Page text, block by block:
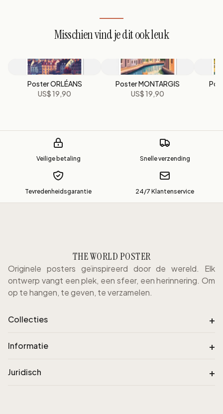
Misschien vind je dit ook leuk
Poster ORLÉANS
US$ 19,90
Poster MONTARGIS
US$ 19,90
Veilige betaling Snelle verzending
Tevredenheidsgarantie 24/7 Klantenservice
THE WORLD POSTER
Originele posters geïnspireerd door de wereld. Elk
ontwerp vangt een plek, een sfeer, een herinnering. Om
op te hangen, te geven, te verzamelen.
Collecties +
Informatie +
Juridisch +